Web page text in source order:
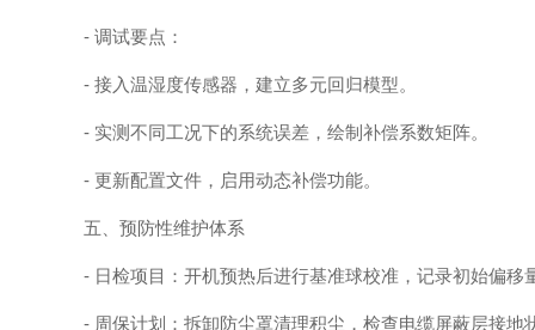
- 调试要点：
- 接入温湿度传感器，建立多元回归模型。
- 实测不同工况下的系统误差，绘制补偿系数矩阵。
- 更新配置文件，启用动态补偿功能。
五、预防性维护体系
- 日检项目：开机预热后进行基准球校准，记录初始偏移
- 周保计划：拆卸防尘罩清理积尘，检查电缆屏蔽层接地